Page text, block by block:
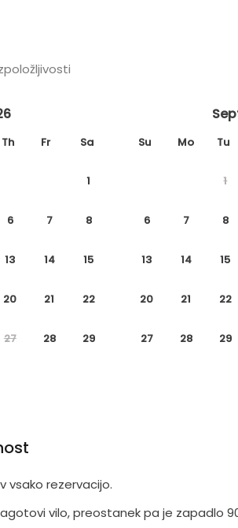
Th Fr Sa
1
6 7 8
13 14 15
20 21 22
27 28 29
Su Mo Tu
1
6 7 8
13 14 15
20 21 22
27 28 29
vsako rezervacijo.
vilo, preostanek pa je zapadlo